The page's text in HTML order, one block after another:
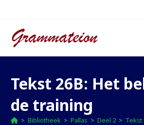
inhoud
Tekst 26B: Het
de training
> Bibliotheek > Pallas > Deel 2 > Tekst